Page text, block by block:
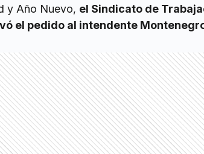
y Año Nuevo, el Sindicato de
el pedido al intendente